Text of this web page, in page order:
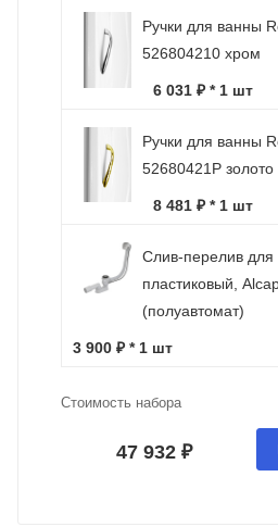
Ручки для ванны
526804210 хром
6 031 ₽ * 1 шт
Ручки для ванны
52680421P золото
8 481 ₽ * 1 шт
Слив-перелив для
пластиковый,
(полуавтомат)
3 900 ₽ * 1 шт
Стоимость набора
47 932 ₽